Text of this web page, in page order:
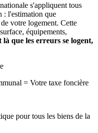
s'appliquent tous
: l'estimation que
votre logement. Cette
équipements,
là que les erreurs se logent,
= Votre taxe foncière
pour tous les biens de la